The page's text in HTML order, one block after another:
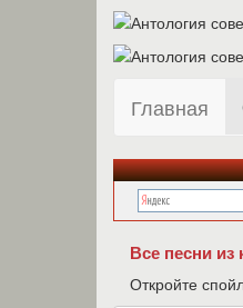
Главная
Все песни
Откройте